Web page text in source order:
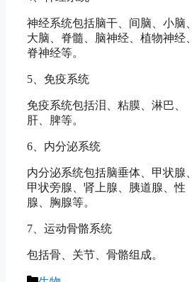
神经系统包括脑干、间脑、小脑、
大脑、脊髓、脑神经、植物神经、
脊神经等。
5、免疫系统
免疫系统包括泪、粘膜、淋巴、
肝、脾等。
6、内分泌系统
内分泌系统包括脑垂体、甲状腺、
甲状旁腺、肾上腺、胰道腺、性
腺、胸腺等。
7、运动骨骼系统
包括骨、关节、骨骼组成。